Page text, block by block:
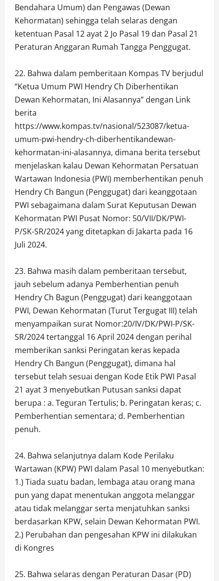
Bendahara Umum) dan Pengawas (Dewan
Kehormatan) sehingga telah selaras dengan
ketentuan Pasal 12 ayat 2 Jo Pasal 19 dan Pasal 21
Peraturan Anggaran Rumah Tangga Penggugat.
22. Bahwa dalam pemberitaan Kompas TV berjudul
“Ketua Umum PWI Hendry Ch Diberhentikan
Dewan Kehormatan, Ini Alasannya” dengan Link
berita
https://www.kompas.tv/nasional/523087/ketua-
umum-pwi-hendry-ch-diberhentikandewan-
kehormatan-ini-alasannya, dimana berita tersebut
menjelaskan kalau Dewan Kehormatan Persatuan
Wartawan Indonesia (PWI) memberhentikan penuh
Hendry Ch Bangun (Penggugat) dari keanggotaan
PWI sebagaimana dalam Surat Keputusan Dewan
Kehormatan PWI Pusat Nomor: 50/VII/DK/PWI-
P/SK-SR/2024 yang ditetapkan di Jakarta pada 16
Juli 2024.
23. Bahwa masih dalam pemberitaan tersebut,
jauh sebelum adanya Pemberhentian penuh
Hendry Ch Bagun (Penggugat) dari keanggotaan
PWI, Dewan Kehormatan (Turut Tergugat III) telah
menyampaikan surat Nomor:20/IV/DK/PWI-P/SK-
SR/2024 tertanggal 16 April 2024 dengan perihal
memberikan sanksi Peringatan keras kepada
Hendry Ch Bangun (Penggugat), dimana hal
tersebut telah sesuai dengan Kode Etik PWI Pasal
21 ayat 3 menyebutkan Putusan sanksi dapat
berupa : a. Teguran Tertulis; b. Peringatan keras; c.
Pemberhentian sementara; d. Pemberhentian
penuh.
24. Bahwa selanjutnya dalam Kode Perilaku
Wartawan (KPW) PWI dalam Pasal 10 menyebutkan:
1.) Tiada suatu badan, lembaga atau orang mana
pun yang dapat menentukan anggota melanggar
atau tidak melanggar serta menjatuhkan sanksi
berdasarkan KPW, selain Dewan Kehormatan PWI.
2.) Perubahan dan pengesahan KPW ini dilakukan
di Kongres
25. Bahwa selaras dengan Peraturan Dasar (PD)